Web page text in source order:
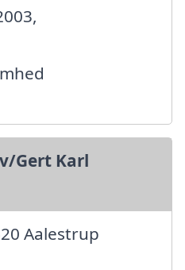
Gert Karl
Aalestrup